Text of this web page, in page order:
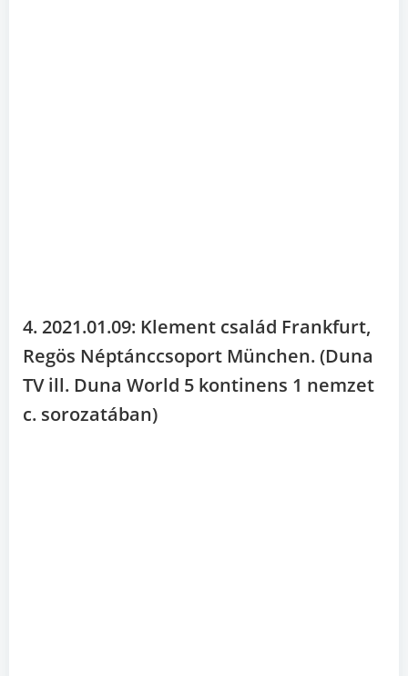
4. 2021.01.09: Klement család Frankfurt,
Regös Néptánccsoport München. (Duna
TV ill. Duna World 5 kontinens 1 nemzet
c. sorozatában)